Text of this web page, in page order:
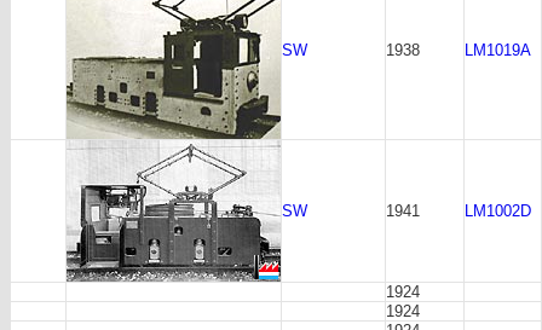
SW 1938 LM1019A
SW 1941 LM1002D
1924
1924